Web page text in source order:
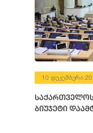
10 დეკემბერი
ბიუჯეტი